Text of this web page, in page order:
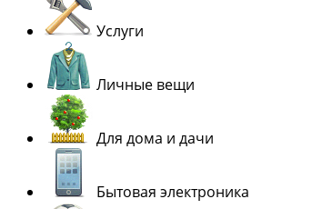
Услуги
Личные вещи
Для дома и дачи
Бытовая электроника